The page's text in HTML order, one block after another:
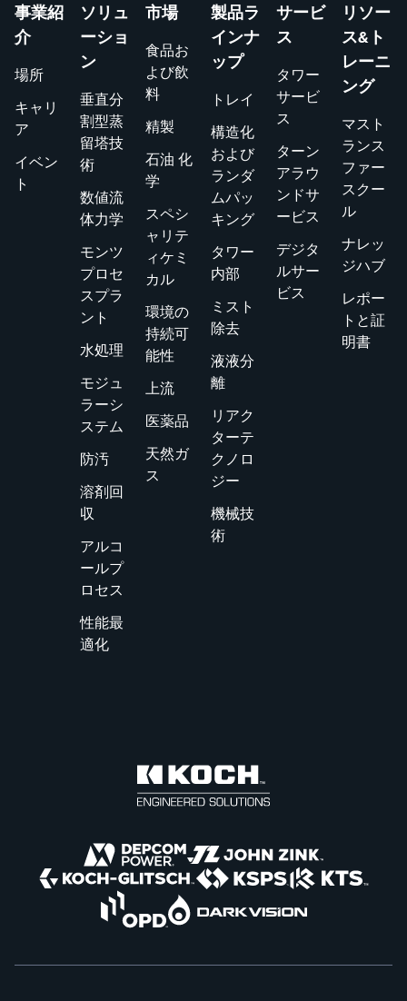
事業紹
介
場所
キャリ
ア
イベン
ト
ソリュ
ーショ
ン
垂直分
割型蒸
留塔技
術
数値流
体力学
モンツ
プロセ
スプラ
ント
水処理
モジュ
ラーシ
ステム
防汚
溶剤回
収
アルコ
ールプ
ロセス
性能最
適化
市場
食品お
よび飲
料
精製
石油 化
学
スペシ
ャリテ
ィケミ
カル
環境の
持続可
能性
上流
医薬品
天然ガ
ス
製品ラ
インナ
ップ
トレイ
構造化
および
ランダ
ムパッ
キング
タワー
内部
ミスト
除去
液液分
離
リアク
ターテ
クノロ
ジー
機械技
術
サービ
ス
タワー
サービ
ス
ターン
アラウ
ンドサ
ービス
デジタ
ルサー
ビス
リソー
ス&ト
レーニ
ング
マスト
ランス
ファー
スクー
ル
ナレッ
ジハブ
レポー
トと証
明書